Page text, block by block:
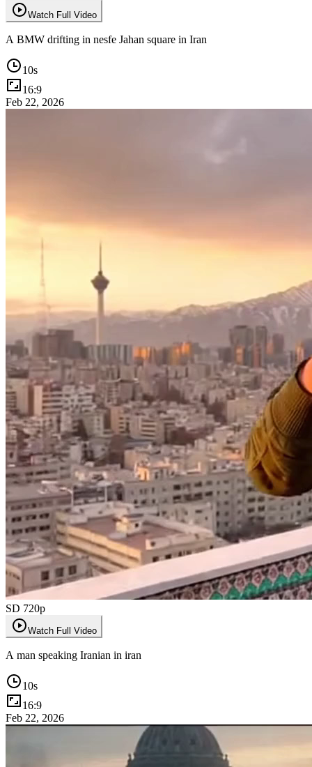
Watch Full Video
A BMW drifting in nesfe Jahan square in Iran
10s
16:9
Feb 22, 2026
SD 720p
Watch Full Video
A man speaking Iranian in iran
10s
16:9
Feb 22, 2026